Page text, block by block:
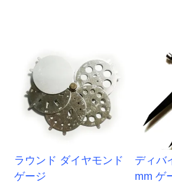
ラウンド ダイヤモンド
ゲージ
ディバ
mm ゲ